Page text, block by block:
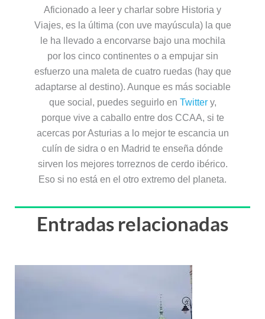
Aficionado a leer y charlar sobre Historia y
Viajes, es la última (con uve mayúscula) la que
le ha llevado a encorvarse bajo una mochila
por los cinco continentes o a empujar sin
esfuerzo una maleta de cuatro ruedas (hay que
adaptarse al destino). Aunque es más sociable
que social, puedes seguirlo en Twittery,
porque vive a caballo entre dos CCAA, si te
acercas por Asturias a lo mejor te escancia un
culín de sidra o en Madrid te enseña dónde
sirven los mejores torreznos de cerdo ibérico.
Eso si no está en el otro extremo del planeta.
Entradas relacionadas